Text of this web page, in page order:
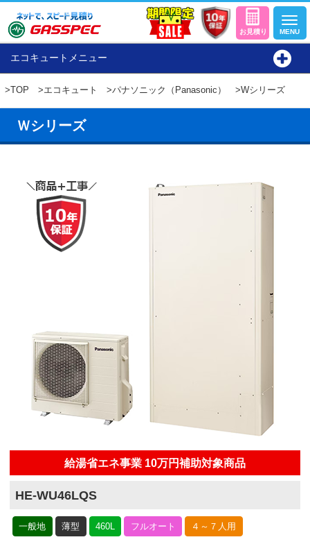
エコキュートメニュー
>TOP >エコキュート >パナソニック（Panasonic） >Wシリーズ
Ｗシリーズ
給湯省エネ事業 10万円補助対象商品
HE-WU46LQS
一般地 薄型 460L フルオート ４～７人用